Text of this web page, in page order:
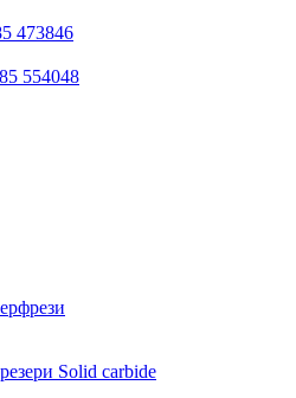
473846
554048
Solid carbide